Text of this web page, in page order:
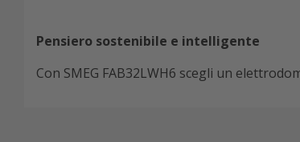
Pensiero sostenibile e intelligente
Con SMEG FAB32LWH6 scegli un